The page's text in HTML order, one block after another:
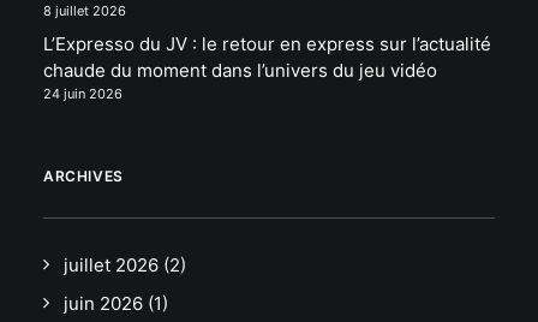
8 juillet 2026
L’Expresso du JV : le retour en express sur l’actualité
chaude du moment dans l’univers du jeu vidéo
24 juin 2026
ARCHIVES
juillet 2026 (2)
juin 2026 (1)